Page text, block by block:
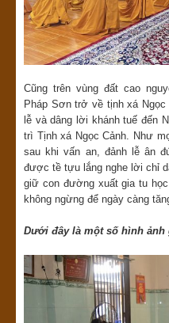
Cũng trên vùng đất cao
Pháp Sơn trở về tịnh xá
lễ và dâng lời khánh tuế đến
trì Tịnh xá Ngọc Cảnh. Như
sau khi vấn an, đảnh lễ ân
được tề tựu lắng nghe lời chỉ
giữ con đường xuất gia tu
không ngừng để ngày càng
Dưới đây là một số hình ảnh